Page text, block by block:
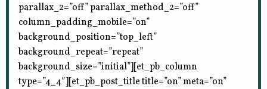
parallax_2=”off” parallax_method_2=”off”
column_padding_mobile=”on”
background_position=”top_left”
background_repeat=”repeat”
background_size=”initial”][et_pb_column
type=”4_4″][et_pb_post_title title=”on” meta=”on”